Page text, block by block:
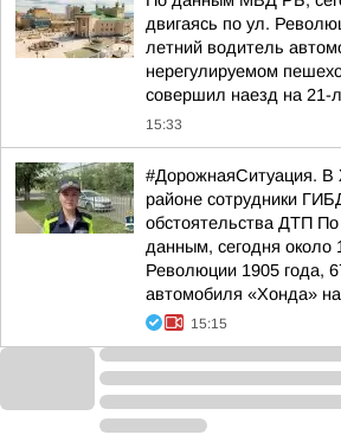
двигаясь по ул.
летний водитель
нерегулируемом
совершил наезд на 21-
15:33
#ДорожнаяСитуация.
районе сотрудники
обстоятельства ДТП
данным, сегодня около
Революции 1905 года,
автомобиля «Хонда»
15:15